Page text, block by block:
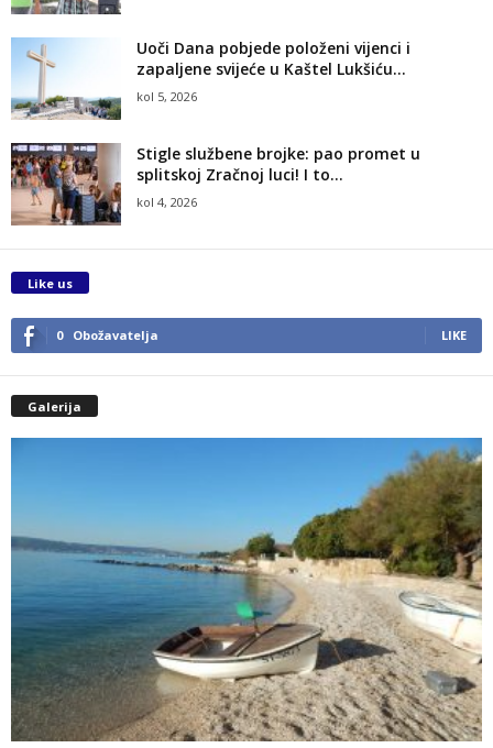
Uoči Dana pobjede položeni vijenci i
zapaljene svijeće u Kaštel Lukšiću...
kol 5, 2026
Stigle službene brojke: pao promet u
splitskoj Zračnoj luci! I to...
kol 4, 2026
Like us
0 Obožavatelja LIKE
Galerija